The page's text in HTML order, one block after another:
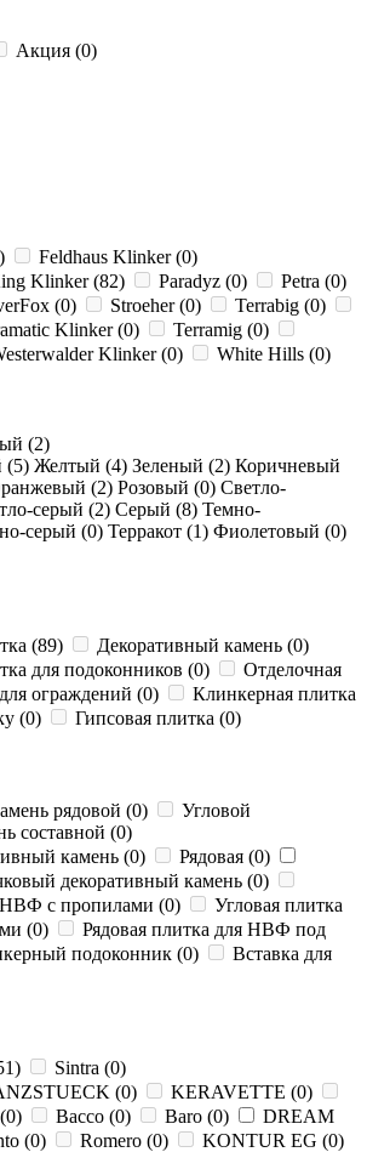
Акция (0)
) Feldhaus Klinker(0)
Klinker(82) Paradyz (0) Petra (0)
(0) Stroeher(0) Terrabig (0)
Klinker(0) Terramig (0)
Klinker(0) White Hills (0)
(2)
(5) Желтый (4) Зеленый (2) Коричневый
(2) Розовый (0) Светло-
серый (2) Серый (8) Темно-
серый (0) Терракот (1) Фиолетовый (0)
(89) Декоративный камень (0)
для подоконников (0)
Отделочная
ограждений (0)
Клинкерная плитка
(0) Гипсовая плитка (0)
рядовой (0)
Угловой
составной (0)
камень (0) Рядовая (0)
декоративный камень (0)
НВФ с пропилами (0)
Угловая плитка
(0)
Рядовая плитка для НВФ под
подоконник (0)
Вставка для
) Sintra (0)
(0) KERAVETTE (0)
(0) Bacco (0) Baro (0)
DREAM
(0) Romero (0) KONTUR EG (0)